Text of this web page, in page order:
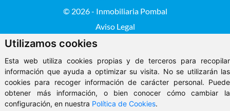
Utilizamos cookies
Esta web utiliza cookies propias y de terceros para recopilar
información que ayuda a optimizar su visita. No se utilizarán las
cookies para recoger información de carácter personal. Puede
obtener más información, o bien conocer cómo cambiar la
configuración, en nuestra Política de Cookies.
© 2026 - Inmobiliaria Pombal
Aviso Legal